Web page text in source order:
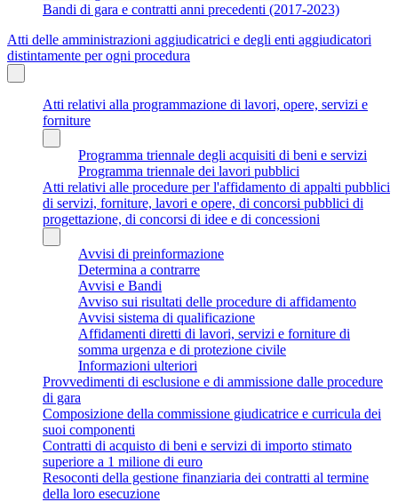
Bandi di gara e contratti anni precedenti (2017-2023)
Atti delle amministrazioni aggiudicatrici e degli enti aggiudicatori
distintamente per ogni procedura
Atti relativi alla programmazione di lavori, opere, servizi e
forniture
Programma triennale degli acquisiti di beni e servizi
Programma triennale dei lavori pubblici
Atti relativi alle procedure per l'affidamento di appalti pubblici
di servizi, forniture, lavori e opere, di concorsi pubblici di
progettazione, di concorsi di idee e di concessioni
Avvisi di preinformazione
Determina a contrarre
Avvisi e Bandi
Avviso sui risultati delle procedure di affidamento
Avvisi sistema di qualificazione
Affidamenti diretti di lavori, servizi e forniture di
somma urgenza e di protezione civile
Informazioni ulteriori
Provvedimenti di esclusione e di ammissione dalle procedure
di gara
Composizione della commissione giudicatrice e curricula dei
suoi componenti
Contratti di acquisto di beni e servizi di importo stimato
superiore a 1 milione di euro
Resoconti della gestione finanziaria dei contratti al termine
della loro esecuzione